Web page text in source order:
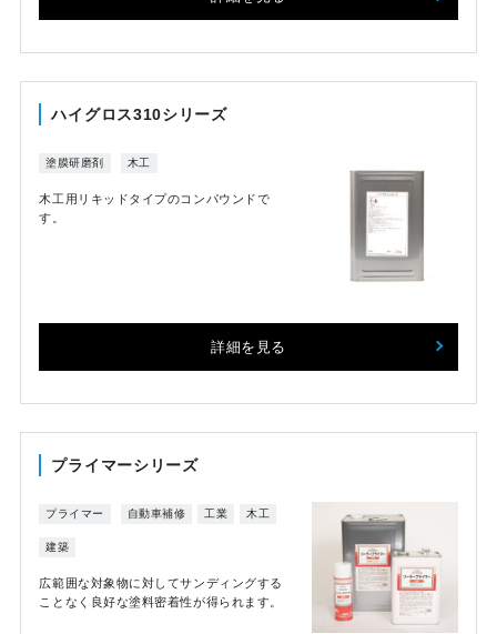
ハイグロス310シリーズ
塗膜研磨剤 木工
木工用リキッドタイプのコンパウンドで
す。
詳細を見る
プライマーシリーズ
プライマー 自動車補修 工業 木工
建築
広範囲な対象物に対してサンディングする
ことなく良好な塗料密着性が得られます。